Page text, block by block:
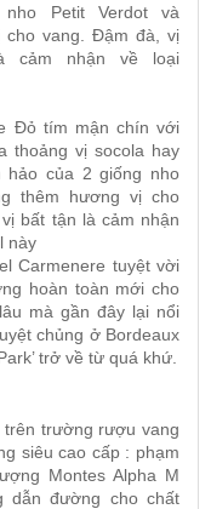
Petit Verdot và
cho vang. Đậm đà, vị
cảm nhận về loại
Đỏ tím mận chín với
thoảng vị socola hay
hảo của 2 giống nho
thêm hương vị cho
bất tận là cảm nhận
này
Carmenere tuyệt vời
hoàn toàn mới cho
mà gần đây lại nổi
chủng ở Bordeaux
trở về từ quá khứ.
trường rượu vang
siêu cao cấp : phạm
Montes Alpha M
dẫn đường cho chất